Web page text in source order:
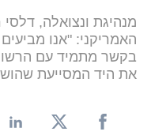
מנהיגת ונצואלה,
האמריקני: "אנו
בקשר מתמיד עם
את היד המסייעת